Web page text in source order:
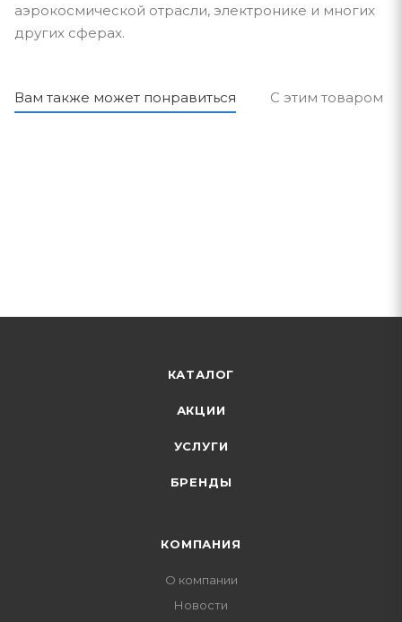
аэрокосмической отрасли, электронике и многих
других сферах.
Вам также может понравиться С этим товаром
КАТАЛОГ
АКЦИИ
УСЛУГИ
БРЕНДЫ
КОМПАНИЯ
О компании
Новости